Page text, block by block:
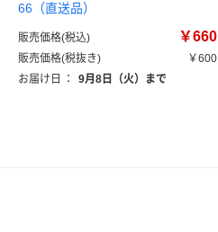
66（直送品）
販売価格(税込) ￥660
販売価格(税抜き)
￥600
お届け日
： 9月8日（火）まで